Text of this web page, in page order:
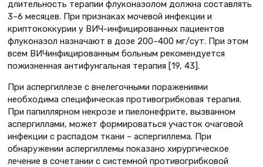
длительность терапии флуконазолом должна составлять
3–6 месяцев. При признаках мочевой инфекции и
криптококкурии у ВИЧ-инфицированных пациентов
флуконазол назначают в дозе 200–400 мг/сут. При этом
всем ВИЧинфицированным больным рекомендуется
пожизненная антифунгальная терапия [19, 43].
При аспергиллезе с внелегочными поражениями
необходима специфическая противогрибковая терапия.
При папиллярном некрозе и пиелонефрите, вызванном
аспергиллами, может формироваться участок очаговой
инфекции с распадом ткани – аспергиллема. При
обнаружении аспергиллемы показано хирургическое
лечение в сочетании с системной противогрибковой